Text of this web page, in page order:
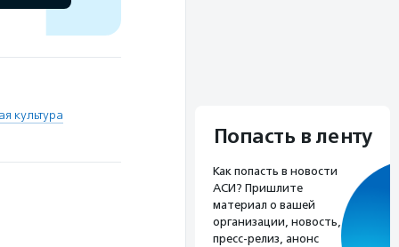
культура
Попасть в ленту
Как попасть в новости
АСИ? Пришлите
материал о вашей
организации, новость,
пресс-релиз, анонс